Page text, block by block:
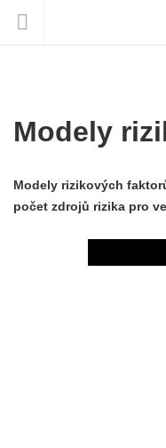
Modely
Modely rizikových
počet zdrojů rizika pro